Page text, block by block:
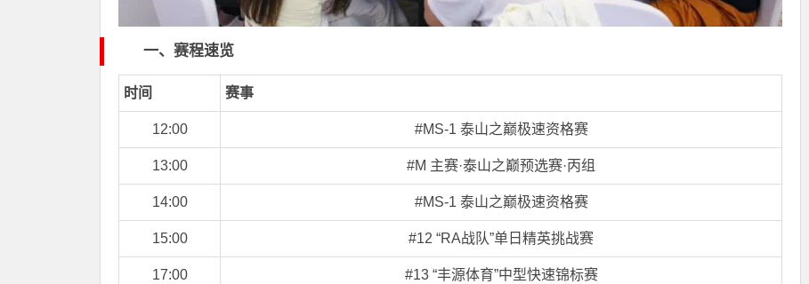
一、赛程速览
时间 赛事
12:00 #MS-1 泰山之巅极速资格赛
13:00 #M 主赛·泰山之巅预选赛·丙组
14:00 #MS-1 泰山之巅极速资格赛
15:00 #12 “RA战队”单日精英挑战赛
17:00 #13 “丰源体育”中型快速锦标赛